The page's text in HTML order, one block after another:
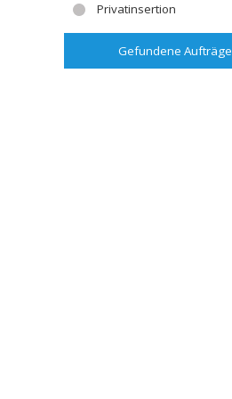
Privatinsertion
Gefundene Aufträge